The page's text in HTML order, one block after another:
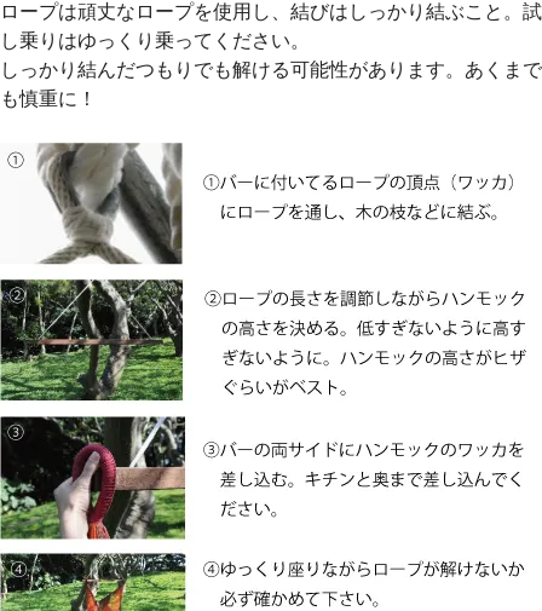
ロープは頑丈なロープを使用し、結びはしっかり結ぶこと。試
し乗りはゆっくり乗ってください。
しっかり結んだつもりでも解ける可能性があります。あくまで
も慎重に！